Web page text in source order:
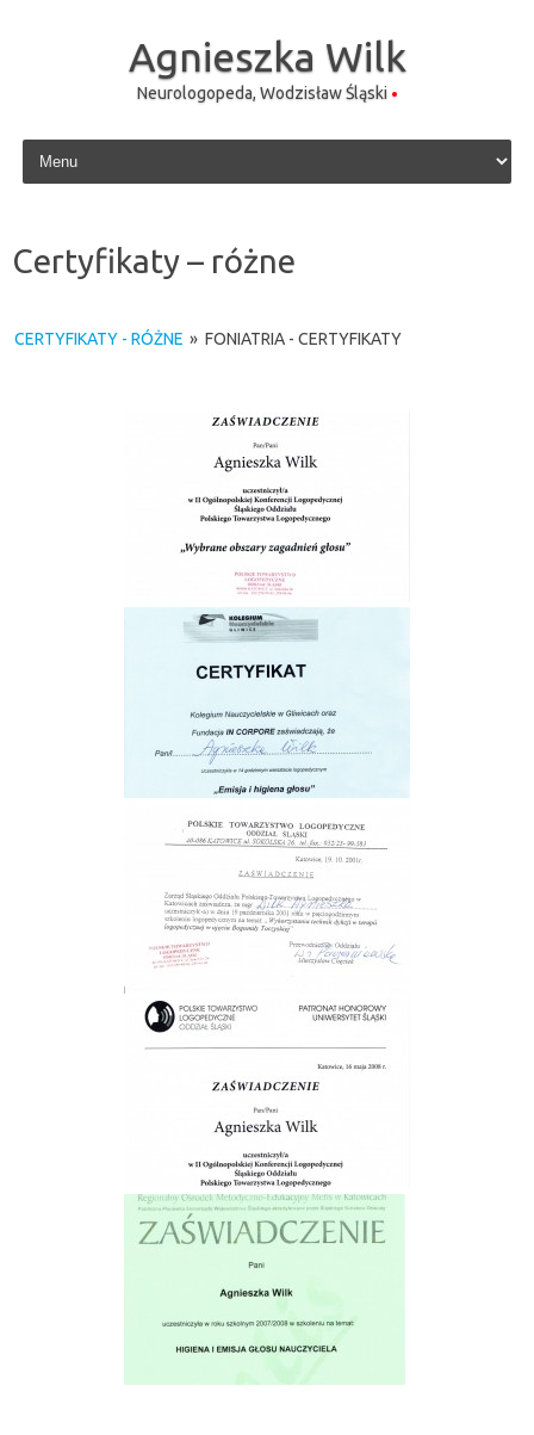
Agnieszka Wilk
Neurologopeda, Wodzisław Śląski
Skip to content
Certyfikaty – różne
CERTYFIKATY - RÓŻNE » FONIATRIA - CERTYFIKATY